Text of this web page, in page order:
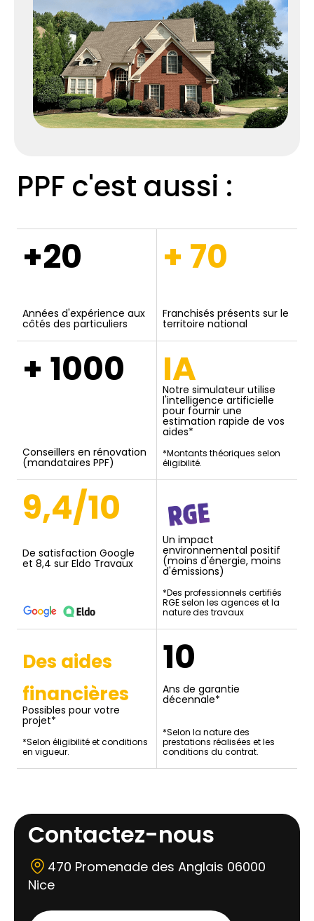
PPF c'est aussi :
+20
Années d'expérience aux
côtés des particuliers
+ 70
Franchisés présents sur le
territoire national
+ 1000
Conseillers en rénovation
(mandataires PPF)
IA
Notre simulateur utilise
l'intelligence artificielle
pour fournir une
estimation rapide de vos
aides*
*Montants théoriques selon
éligibilité.
9,4/10
De satisfaction Google
et 8,4 sur Eldo Travaux
Un impact
environnemental positif
(moins d'énergie, moins
d'émissions)
*Des professionnels certifiés
RGE selon les agences et la
nature des travaux
Des aides
financières
Possibles pour votre
projet*
*Selon éligibilité et conditions
en vigueur.
10
Ans de garantie
décennale*
*Selon la nature des
prestations réalisées et les
conditions du contrat.
Contactez-nous
470 Promenade des Anglais 06000
Nice